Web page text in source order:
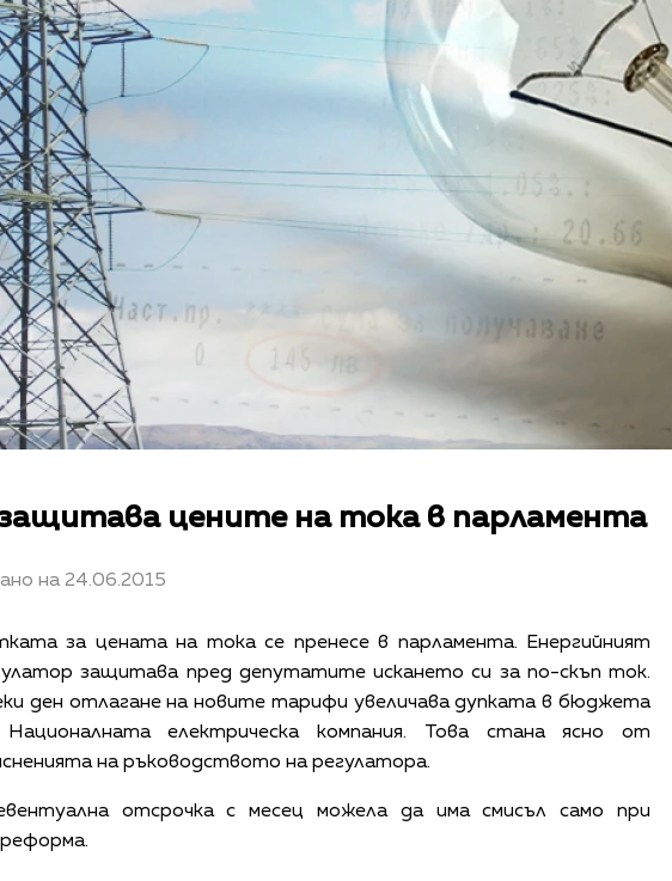
цените на тока в парламента
на 24.06.2015
за цената на тока се пренесе в парламента. Енергийният
защитава пред депутатите искането си за по-скъп ток.
ден отлагане на новите тарифи увеличава дупката в бюджета
електрическа компания. Това стана ясно от
на ръководството на регулатора.
отсрочка с месец можела да има смисъл само при